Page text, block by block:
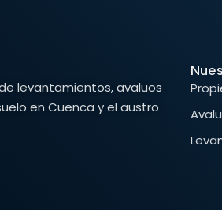
levantamientos, avaluos
en Cuenca y el austro